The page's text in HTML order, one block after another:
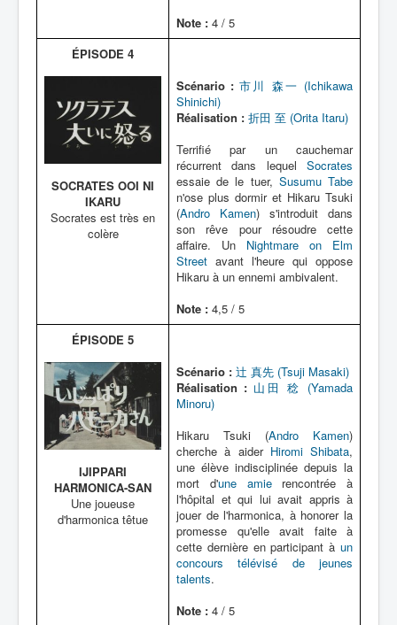
Note : 4 / 5
ÉPISODE 4
SOCRATES OOI NI
IKARU
Socrates est très en
colère
Scénario : 市川 森一 (Ichikawa
Shinichi)
Réalisation : 折田 至 (Orita Itaru)
Terrifié par un cauchemar
récurrent dans lequel Socrates
essaie de le tuer, Susumu Tabe
n'ose plus dormir et Hikaru Tsuki
(Andro Kamen) s'introduit dans
son rêve pour résoudre cette
affaire. Un Nightmare on Elm
Street avant l'heure qui oppose
Hikaru à un ennemi ambivalent.
Note : 4,5 / 5
ÉPISODE 5
IJIPPARI
HARMONICA-SAN
Une joueuse
d'harmonica têtue
Scénario : 辻 真先 (Tsuji Masaki)
Réalisation : 山田 稔 (Yamada
Minoru)
Hikaru Tsuki (Andro Kamen)
cherche à aider Hiromi Shibata,
une élève indisciplinée depuis la
mort d'une amierencontrée à
l'hôpital et qui lui avait appris à
jouer de l'harmonica, à honorer la
promesse qu'elle avait faite à
cette dernière en participant à un
concours télévisé de jeunes
talents.
Note : 4 / 5